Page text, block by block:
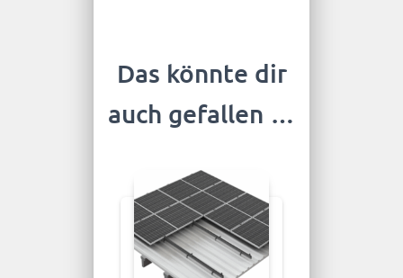
Das könnte dir
auch gefallen …